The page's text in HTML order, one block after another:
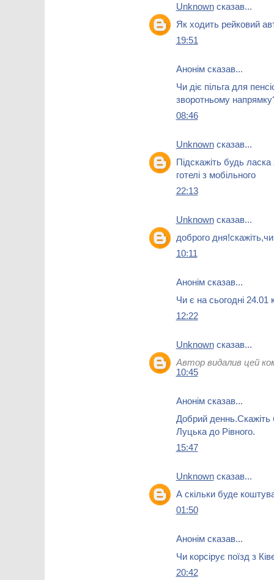
Unknownсказав...
Як ходить рейковий
19:51
Анонім сказав...
Чи діє пільга для
зворотньому
08:46
Unknownсказав...
Підскажіть будь
готелі з мобільного
22:13
Unknownсказав...
доброго
10:11
Анонім сказав...
Чи є на сьогодні 24.01
12:22
Unknownсказав...
Автор видалив цей
10:45
Анонім сказав...
Добрий деннь.Скажіть
Луцька до Рівного.
15:47
Unknownсказав...
А скільки буде
01:50
Анонім сказав...
Чи корсірує поїзд з
20:42